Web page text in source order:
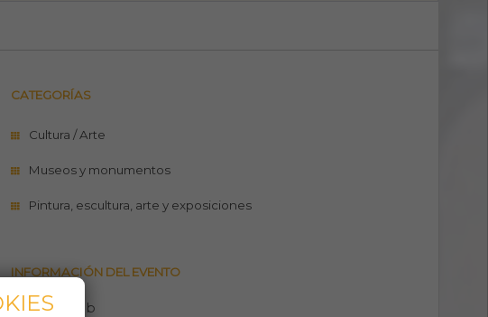
CATEGORÍAS
Cultura / Arte
Museos y monumentos
Pintura, escultura, arte y exposiciones
INFORMACIÓN DEL EVENTO
Sitio web